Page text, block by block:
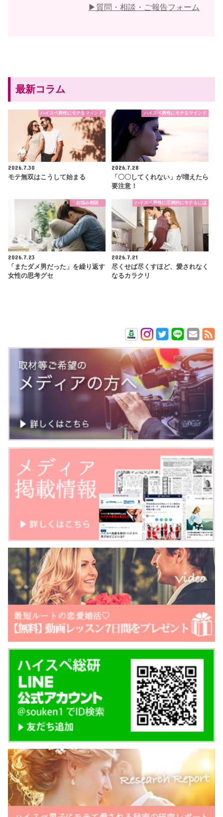
▶︎質問・相談・ご報告フォーム
最新コラム
ハイスペ男性にモテるマインド
2026.7.30
モテ無双はこうして始まる
ハイスペ男性にモテるマインド
2026.7.28
「〇〇してくれない」が増えたら
要注意！
お悩み相談
2026.7.23
「またダメ男だった」を繰り返す
女性の思考グセ
ハイスペ男性に圧倒的にモテるには
2026.7.21
尽くせば尽くすほど、愛されなく
なるカラクリ